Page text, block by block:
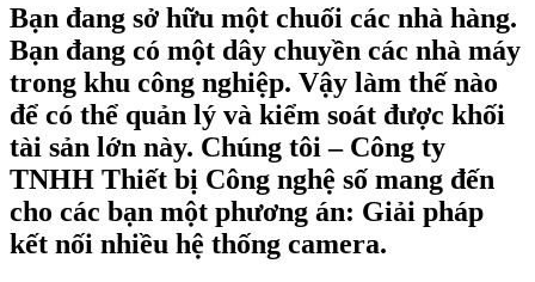
Bạn đang sở hữu một chuối các nhà hàng.
Bạn đang có một dây chuyền các nhà máy
trong khu công nghiệp. Vậy làm thế nào
để có thể quản lý và kiểm soát được khối
tài sản lớn này. Chúng tôi – Công ty
TNHH Thiết bị Công nghệ số mang đến
cho các bạn một phương án: Giải pháp
kết nối nhiều hệ thống camera.